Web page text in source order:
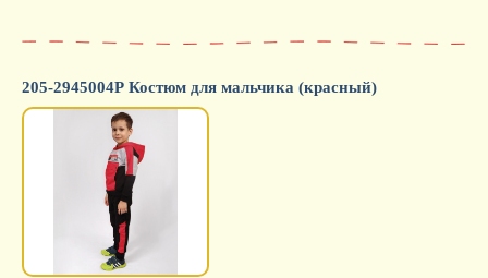
205-2945004Р Костюм для мальчика (красный)